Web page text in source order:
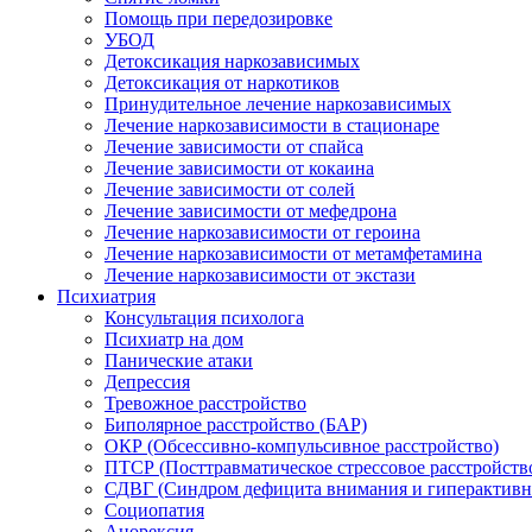
Помощь при передозировке
УБОД
Детоксикация наркозависимых
Детоксикация от наркотиков
Принудительное лечение наркозависимых
Лечение наркозависимости в стационаре
Лечение зависимости от спайса
Лечение зависимости от кокаина
Лечение зависимости от солей
Лечение зависимости от мефедрона
Лечение наркозависимости от героина
Лечение наркозависимости от метамфетамина
Лечение наркозависимости от экстази
Психиатрия
Консультация психолога
Психиатр на дом
Панические атаки
Депрессия
Тревожное расстройство
Биполярное расстройство (БАР)
ОКР (Обсессивно-компульсивное расстройство)
ПТСР (Посттравматическое стрессовое
СДВГ (Синдром дефицита внимания и
Социопатия